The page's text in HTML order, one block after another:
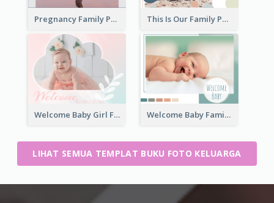
Pregnancy Family Photo Book This Is Our Family Photo Book
Welcome Baby Girl Family Photo Book Welcome Baby Family Photo Book
LIHAT SEMUA TEMPLAT BUKU FOTO KELUARGA